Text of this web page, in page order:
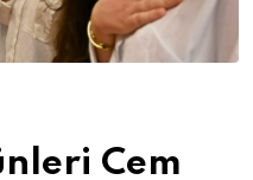
Cem